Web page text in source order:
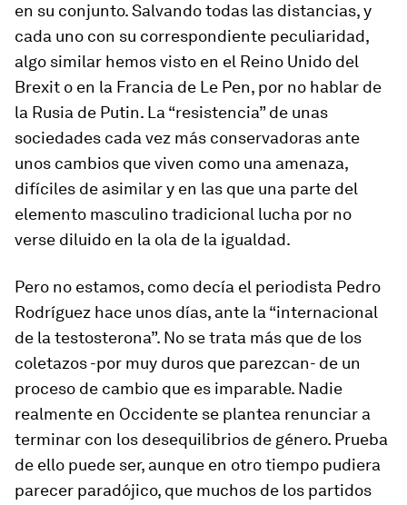
en su conjunto. Salvando todas las distancias, y
cada uno con su correspondiente peculiaridad,
algo similar hemos visto en el Reino Unido del
Brexit o en la Francia de Le Pen, por no hablar de
la Rusia de Putin. La “resistencia” de unas
sociedades cada vez más conservadoras ante
unos cambios que viven como una amenaza,
difíciles de asimilar y en las que una parte del
elemento masculino tradicional lucha por no
verse diluido en la ola de la igualdad.
Pero no estamos, como decía el periodista Pedro
Rodríguez hace unos días, ante la “internacional
de la testosterona”. No se trata más que de los
coletazos -por muy duros que parezcan- de un
proceso de cambio que es imparable. Nadie
realmente en Occidente se plantea renunciar a
terminar con los desequilibrios de género. Prueba
de ello puede ser, aunque en otro tiempo pudiera
parecer paradójico, que muchos de los partidos